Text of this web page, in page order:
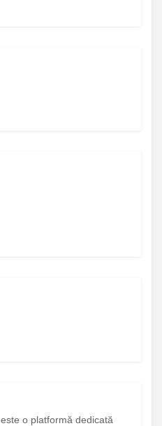
este o platformă dedicată